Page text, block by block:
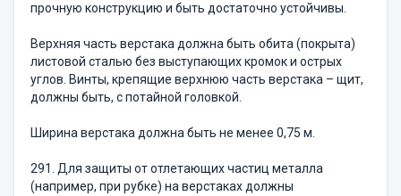
прочную конструкцию и быть достаточно устойчивы.
Верхняя часть верстака должна быть обита (покрыта)
листовой сталью без выступающих кромок и острых
углов. Винты, крепящие верхнюю часть верстака – щит,
должны быть, с потайной головкой.
Ширина верстака должна быть не менее 0,75 м.
291. Для защиты от отлетающих частиц металла
(например, при рубке) на верстаках должны